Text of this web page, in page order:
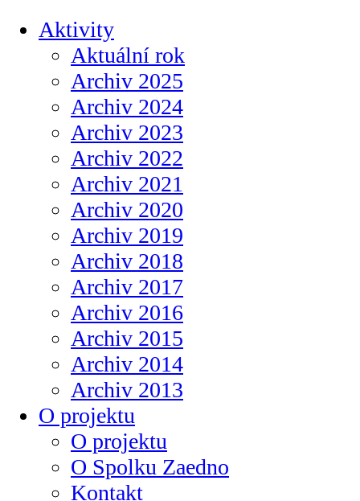
Aktivity
Aktuální rok
Archiv 2025
Archiv 2024
Archiv 2023
Archiv 2022
Archiv 2021
Archiv 2020
Archiv 2019
Archiv 2018
Archiv 2017
Archiv 2016
Archiv 2015
Archiv 2014
Archiv 2013
O projektu
O projektu
O Spolku Zaedno
Kontakt